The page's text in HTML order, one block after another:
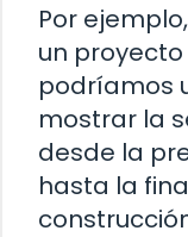
Por
un
podríamos
mostrar la
desde la
hasta la